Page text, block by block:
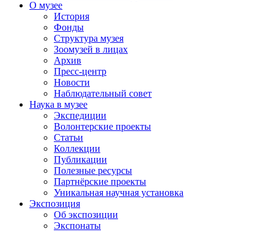
О музее
История
Фонды
Структура музея
Зоомузей в лицах
Архив
Пресс-центр
Новости
Наблюдательный совет
Наука в музее
Экспедиции
Волонтерские проекты
Статьи
Коллекции
Публикации
Полезные ресурсы
Партнёрские проекты
Уникальная научная установка
Экспозиция
Об экспозиции
Экспонаты